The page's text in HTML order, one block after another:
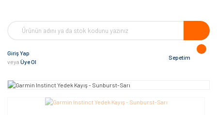
Giriş Yap
veya Üye Ol
Sepetim